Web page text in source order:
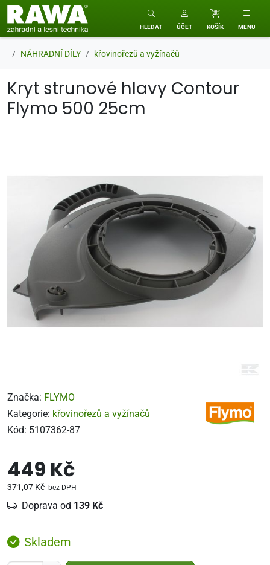
RAWA zahradní a lesní technika
HLEDAT ÚČET KOŠÍK MENU
NÁHRADNÍ DÍLY křovinořezů a vyžínačů
Kryt strunové hlavy Contour
Flymo 500 25cm
Značka: FLYMO
Kategorie: křovinořezů a vyžínačů
Kód: 5107362-87
449 Kč
371,07 Kč bez DPH
Doprava od 139 Kč
Skladem